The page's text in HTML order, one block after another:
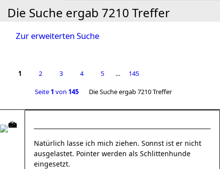
Die Suche ergab 7210 Treffer
Zur erweiterten Suche
1 2 3 4 5 … 145
Seite 1 von 145 Die Suche ergab 7210 Treffer
Natürlich lasse ich mich ziehen. Sonnst ist er nicht
ausgelastet. Pointer werden als Schlittenhunde
eingesetzt.